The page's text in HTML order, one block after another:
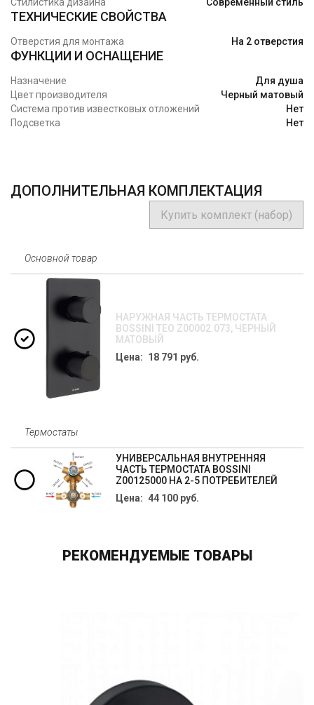
Стилистика дизайна Современный стиль
ТЕХНИЧЕСКИЕ СВОЙСТВА
Отверстия для монтажа На 2 отверстия
ФУНКЦИИ И ОСНАЩЕНИЕ
Назначение
Для душа
Цвет производителя
Черный матовый
Система против известковых отложений
Нет
Подсветка
Нет
ДОПОЛНИТЕЛЬНАЯ КОМПЛЕКТАЦИЯ
Купить комплект (набор)
Основной товар
НАРУЖНАЯ ЧАСТЬ ТЕРМОСТАТА
BOSSINI TEO Z00002.073, ЧЕРНЫЙ
МАТОВЫЙ
Цена: 18 791 руб.
Термостаты
УНИВЕРСАЛЬНАЯ ВНУТРЕННЯЯ
ЧАСТЬ ТЕРМОСТАТА BOSSINI
Z00125000 НА 2-5 ПОТРЕБИТЕЛЕЙ
Цена: 44 100 руб.
РЕКОМЕНДУЕМЫЕ ТОВАРЫ